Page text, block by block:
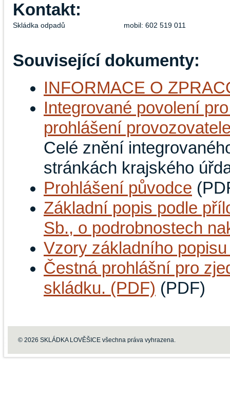
Kontakt:
Skládka odpadů mobil: 602 519 011
Související dokumenty:
INFORMACE O
Integrované povolení
prohlášení
Celé znění
stránkách krajského
Prohlášení původce
Základní popis podle
Sb., o podrobnostech
Vzory základního
Čestná prohlášní pro
skládku. (PDF) (PDF)
© 2026 SKLÁDKA LOVĚŠICE všechna práva vyhrazena.